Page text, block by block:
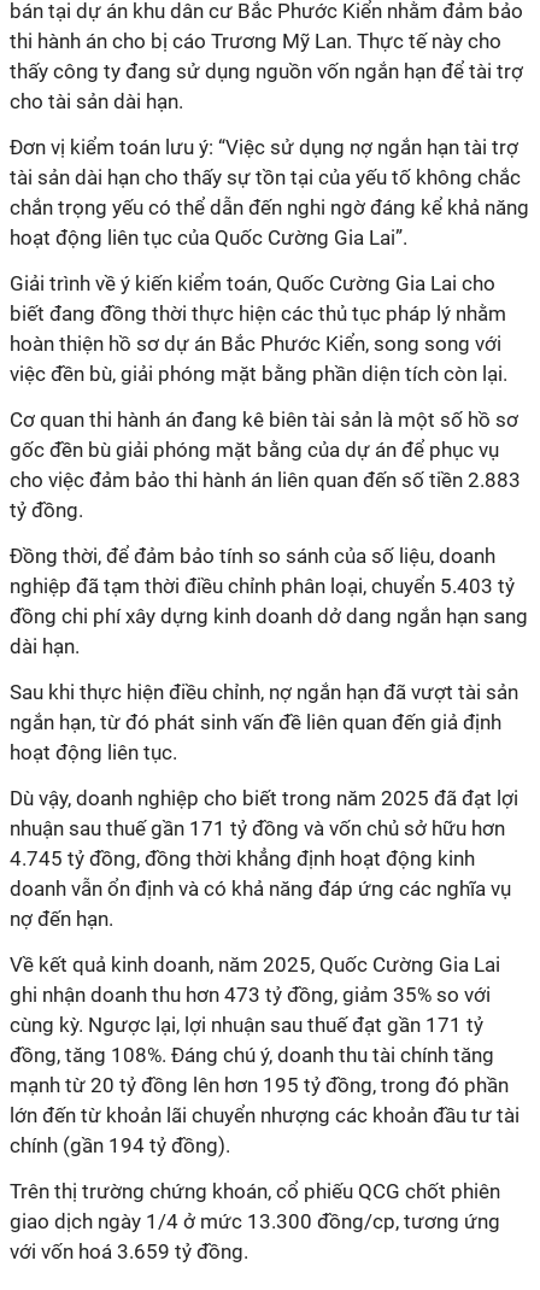
bán tại dự án khu dân cư Bắc Phước Kiển nhằm đảm bảo
thi hành án cho bị cáo Trương Mỹ Lan. Thực tế này cho
thấy công ty đang sử dụng nguồn vốn ngắn hạn để tài trợ
cho tài sản dài hạn.
Đơn vị kiểm toán lưu ý: “Việc sử dụng nợ ngắn hạn tài trợ
tài sản dài hạn cho thấy sự tồn tại của yếu tố không chắc
chắn trọng yếu có thể dẫn đến nghi ngờ đáng kể khả năng
hoạt động liên tục của Quốc Cường Gia Lai”.
Giải trình về ý kiến kiểm toán, Quốc Cường Gia Lai cho
biết đang đồng thời thực hiện các thủ tục pháp lý nhằm
hoàn thiện hồ sơ dự án Bắc Phước Kiển, song song với
việc đền bù, giải phóng mặt bằng phần diện tích còn lại.
Cơ quan thi hành án đang kê biên tài sản là một số hồ sơ
gốc đền bù giải phóng mặt bằng của dự án để phục vụ
cho việc đảm bảo thi hành án liên quan đến số tiền 2.883
tỷ đồng.
Đồng thời, để đảm bảo tính so sánh của số liệu, doanh
nghiệp đã tạm thời điều chỉnh phân loại, chuyển 5.403 tỷ
đồng chi phí xây dựng kinh doanh dở dang ngắn hạn sang
dài hạn.
Sau khi thực hiện điều chỉnh, nợ ngắn hạn đã vượt tài sản
ngắn hạn, từ đó phát sinh vấn đề liên quan đến giả định
hoạt động liên tục.
Dù vậy, doanh nghiệp cho biết trong năm 2025 đã đạt lợi
nhuận sau thuế gần 171 tỷ đồng và vốn chủ sở hữu hơn
4.745 tỷ đồng, đồng thời khẳng định hoạt động kinh
doanh vẫn ổn định và có khả năng đáp ứng các nghĩa vụ
nợ đến hạn.
Về kết quả kinh doanh, năm 2025, Quốc Cường Gia Lai
ghi nhận doanh thu hơn 473 tỷ đồng, giảm 35% so với
cùng kỳ. Ngược lại, lợi nhuận sau thuế đạt gần 171 tỷ
đồng, tăng 108%. Đáng chú ý, doanh thu tài chính tăng
mạnh từ 20 tỷ đồng lên hơn 195 tỷ đồng, trong đó phần
lớn đến từ khoản lãi chuyển nhượng các khoản đầu tư tài
chính (gần 194 tỷ đồng).
Trên thị trường chứng khoán, cổ phiếu QCG chốt phiên
giao dịch ngày 1/4 ở mức 13.300 đồng/cp, tương ứng
với vốn hoá 3.659 tỷ đồng.